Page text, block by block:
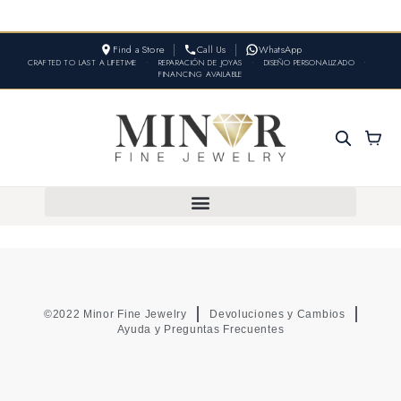
Find a Store Call Us WhatsApp
CRAFTED TO LAST A LIFETIME • REPARACIÓN DE JOYAS • DISEÑO PERSONALIZADO
•
FINANCING AVAILABLE
©2022 Minor Fine Jewelry
Devoluciones y Cambios
Ayuda y Preguntas Frecuentes